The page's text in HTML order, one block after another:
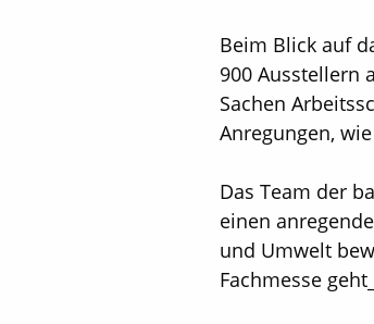
Beim Blick auf
900 Ausstellern
Sachen
Anregungen,
Das Team der
einen
und Umwelt
Fachmesse